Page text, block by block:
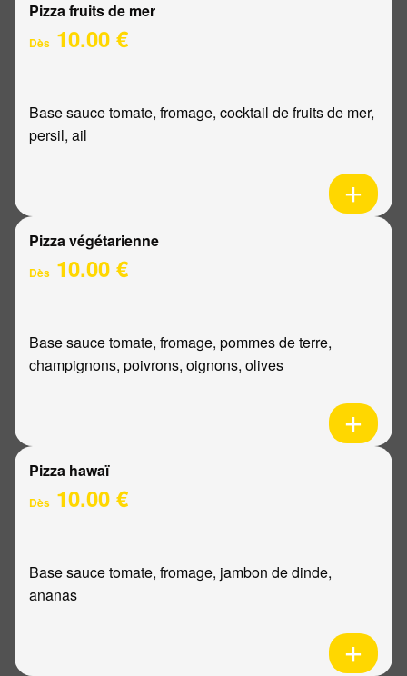
Pizza fruits de mer
Dès 10.00 €
Base sauce tomate, fromage, cocktail de fruits de mer,
persil, ail
Pizza végétarienne
Dès 10.00 €
Base sauce tomate, fromage, pommes de terre,
champignons, poivrons, oignons, olives
Pizza hawaï
Dès 10.00 €
Base sauce tomate, fromage, jambon de dinde,
ananas